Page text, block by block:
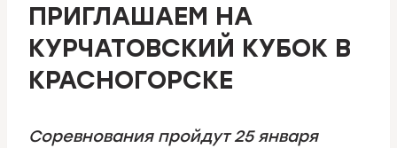
ПРИГЛАШАЕМ НА
КУРЧАТОВСКИЙ КУБОК В
КРАСНОГОРСКЕ
Соревнования пройдут 25 января